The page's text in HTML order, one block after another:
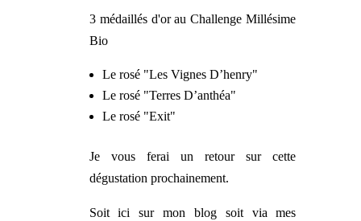
3 médaillés d'or au Challenge Millésime
Bio
Le rosé "Les Vignes D’henry"
Le rosé "Terres D’anthéa"
Le rosé "Exit"
Je vous ferai un retour sur cette
dégustation prochainement.
Soit ici sur mon blog soit via mes